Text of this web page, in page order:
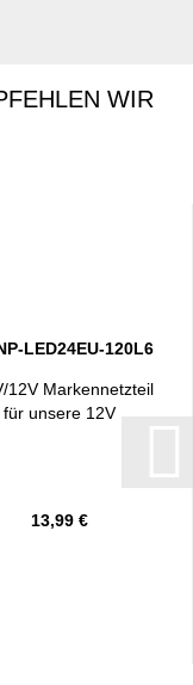
WIR
12V Markennetzteil
für unsere 12V
13,99 €